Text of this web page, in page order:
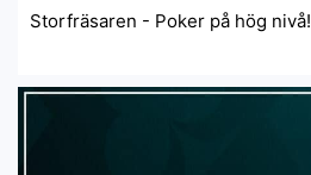
Storfräsaren - Poker på hög nivå!